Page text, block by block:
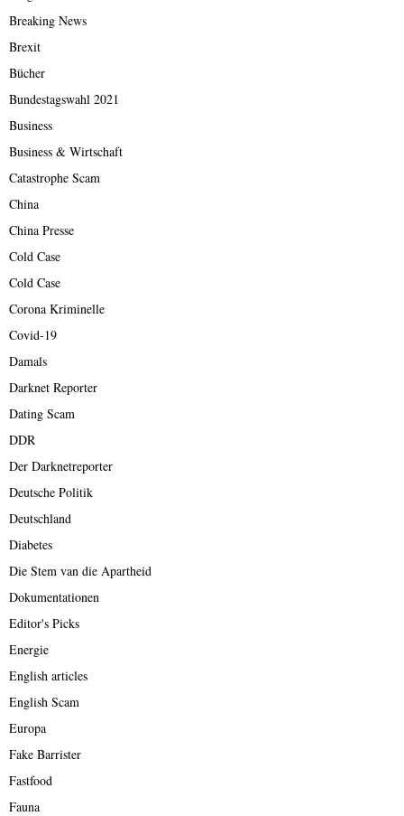
Breaking News
Brexit
Bücher
Bundestagswahl 2021
Business
Business & Wirtschaft
Catastrophe Scam
China
China Presse
Cold Case
Cold Case
Corona Kriminelle
Covid-19
Damals
Darknet Reporter
Dating Scam
DDR
Der Darknetreporter
Deutsche Politik
Deutschland
Diabetes
Die Stem van die Apartheid
Dokumentationen
Editor's Picks
Energie
English articles
English Scam
Europa
Fake Barrister
Fastfood
Fauna